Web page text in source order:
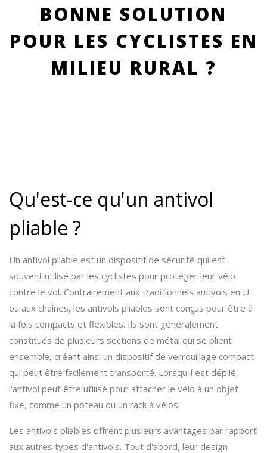
BONNE SOLUTION
POUR LES CYCLISTES EN
MILIEU RURAL ?
Qu'est-ce qu'un antivol
pliable ?
Un antivol pliable est un dispositif de sécurité qui est
souvent utilisé par les cyclistes pour protéger leur vélo
contre le vol. Contrairement aux traditionnels antivols en U
ou aux chaînes, les antivols pliables sont conçus pour être à
la fois compacts et flexibles. Ils sont généralement
constitués de plusieurs sections de métal qui se plient
ensemble, créant ainsi un dispositif de verrouillage compact
qui peut être facilement transporté. Lorsqu'il est déplié,
l'antivol peut être utilisé pour attacher le vélo à un objet
fixe, comme un poteau ou un rack à vélos.
Les antivols pliables offrent plusieurs avantages par rapport
aux autres types d'antivols. Tout d'abord, leur design